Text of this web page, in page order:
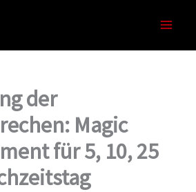
der
Magic
für 5, 10, 25